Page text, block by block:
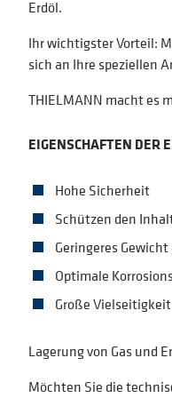
Erdöl.
Ihr wichtigster Vorteil:
sich an Ihre speziellen
THIELMANN macht es
EIGENSCHAFTEN DER
Hohe Sicherheit
Schützen den
Geringeres
Optimale
Große Vielseitigkeit
Lagerung von Gas und
Möchten Sie die